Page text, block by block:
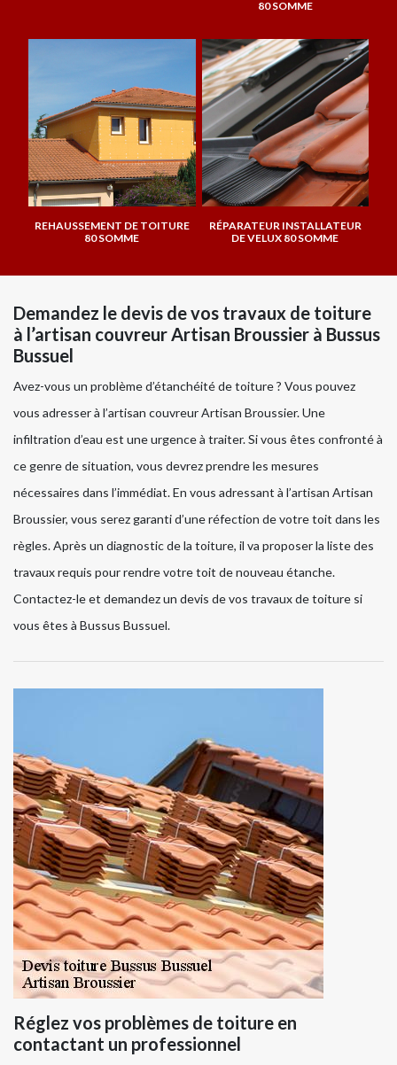
80 SOMME
REHAUSSEMENT DE TOITURE
80 SOMME
RÉPARATEUR INSTALLATEUR
DE VELUX 80 SOMME
Demandez le devis de vos travaux de toiture
à l’artisan couvreur Artisan Broussier à Bussus
Bussuel
Avez-vous un problème d’étanchéité de toiture ? Vous pouvez
vous adresser à l’artisan couvreur Artisan Broussier. Une
infiltration d’eau est une urgence à traiter. Si vous êtes confronté à
ce genre de situation, vous devrez prendre les mesures
nécessaires dans l’immédiat. En vous adressant à l’artisan Artisan
Broussier, vous serez garanti d’une réfection de votre toit dans les
règles. Après un diagnostic de la toiture, il va proposer la liste des
travaux requis pour rendre votre toit de nouveau étanche.
Contactez-le et demandez un devis de vos travaux de toiture si
vous êtes à Bussus Bussuel.
Réglez vos problèmes de toiture en
contactant un professionnel